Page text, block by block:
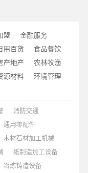
盟
金融服务
用百货
食品餐饮
产地产
农林牧渔
源材料
环境管理
消防交通
通用零配件
木材石材加工机械
纸制造加工设备
冶炼铸造设备